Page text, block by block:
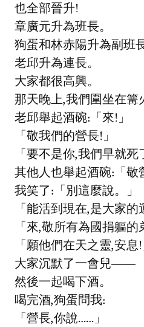
也全部晉升!
章廣元升為班長。
狗蛋和林赤陽升為副班長
老邱升為連長。
大家都很高興。
那天晚上,我們圍坐在篝
老邱舉起酒碗:「來!」
「敬我們的營長!」
「要不是你,我們早就死
其他人也舉起酒碗:「敬
我笑了:「別這麼說。」
「能活到現在,是大家的
「來,敬所有為國捐軀的
「願他們在天之靈,安息!
大家沉默了一會兒——
然後一起喝下酒。
喝完酒,狗蛋問我:
「營長,你說……」